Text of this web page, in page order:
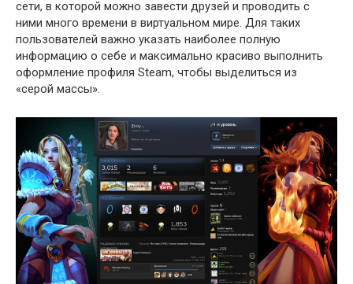
сети, в которой можно завести друзей и проводить с
ними много времени в виртуальном мире. Для таких
пользователей важно указать наиболее полную
информацию о себе и максимально красиво выполнить
оформление профиля Steam, чтобы выделиться из
«серой массы».